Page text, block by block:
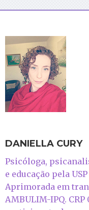
DANIELLA CURY
Psicóloga,
e educação pela
Aprimorada em
AMBULIM-IPQ.